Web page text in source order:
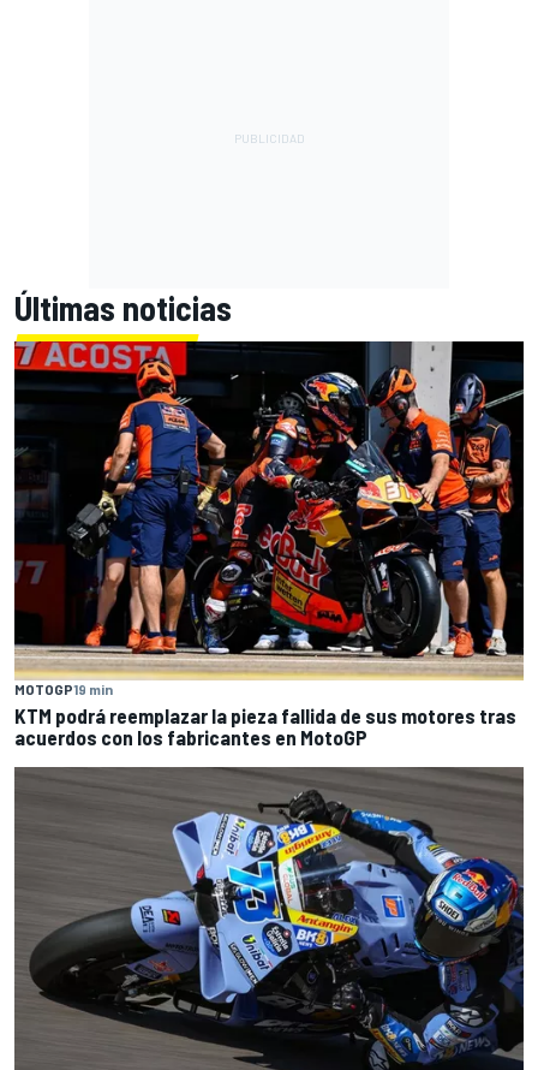
Últimas noticias
MOTOGP19 min
KTM podrá reemplazar la pieza fallida de sus motores tras
acuerdos con los fabricantes en MotoGP